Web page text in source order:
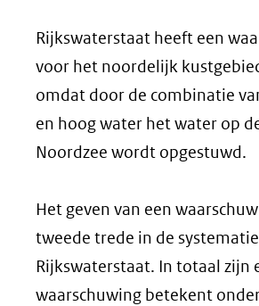
Rijkswaterstaat heeft een
voor het noordelijk
omdat door de combinatie
en hoog water het water op
Noordzee wordt opgestuwd.
Het geven van een
tweede trede in de
Rijkswaterstaat. In totaal zijn
waarschuwing betekent